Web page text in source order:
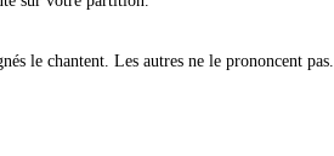
le chantent. Les autres ne le prononcent pas.